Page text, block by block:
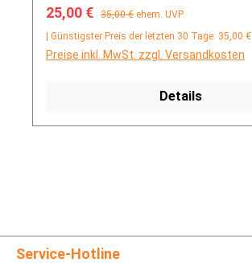
Verkaufspreis:
25,00 € Regulärer Preis:
35,00 € ehem. UVP
| Günstigster Preis der letzten 30 Tage: 35,00 €
Preise inkl. MwSt. zzgl. Versandkosten
Details
Service-Hotline